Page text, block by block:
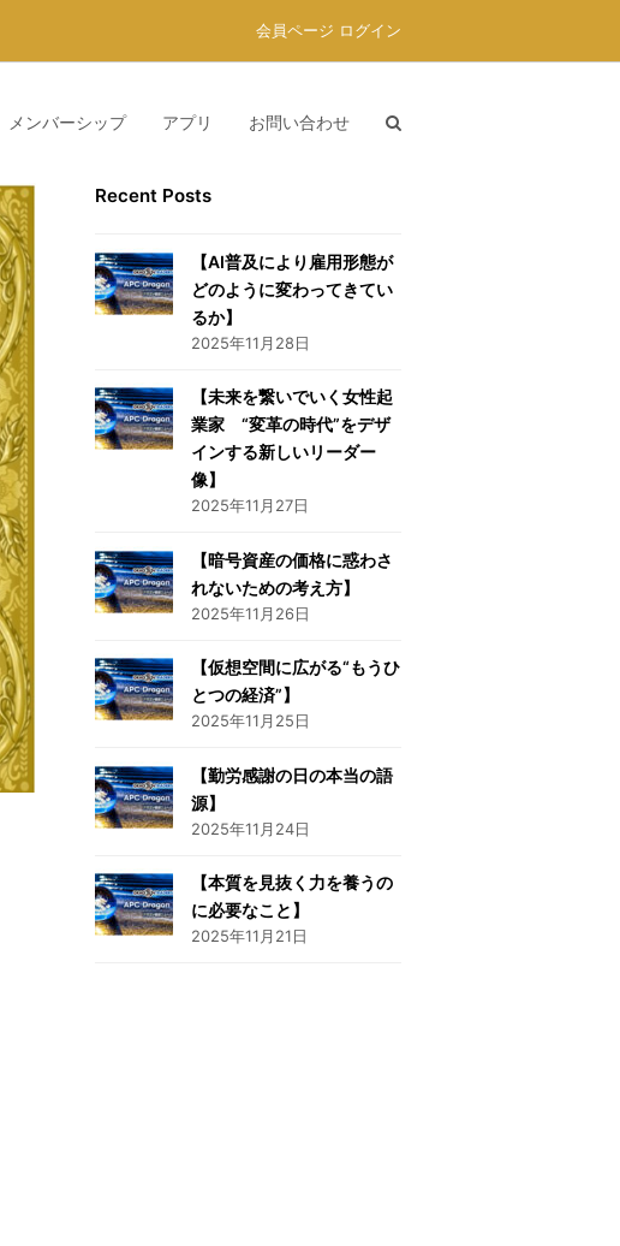
会員ページ ログイン
メンバーシップ アプリ お問い合わせ
Recent Posts
【AI普及により雇用形態が
どのように変わってきてい
るか】
2025年11月28日
【未来を繋いでいく女性起
業家 “変革の時代”をデザ
インする新しいリーダー
像】
2025年11月27日
【暗号資産の価格に惑わさ
れないための考え方】
2025年11月26日
【仮想空間に広がる“もうひ
とつの経済”】
2025年11月25日
【勤労感謝の日の本当の語
源】
2025年11月24日
【本質を見抜く力を養うの
に必要なこと】
2025年11月21日